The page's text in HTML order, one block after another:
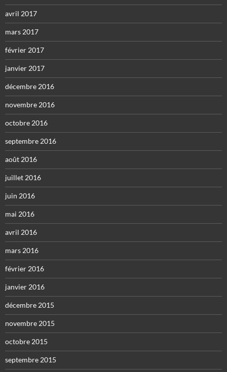
avril 2017
mars 2017
février 2017
janvier 2017
décembre 2016
novembre 2016
octobre 2016
septembre 2016
août 2016
juillet 2016
juin 2016
mai 2016
avril 2016
mars 2016
février 2016
janvier 2016
décembre 2015
novembre 2015
octobre 2015
septembre 2015